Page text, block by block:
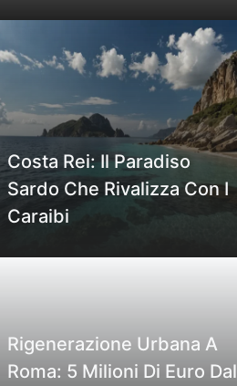
Costa Rei: Il Paradiso
Sardo Che Rivalizza Con I
Caraibi
Rigenerazione Urbana A
Roma: 5 Milioni Di Euro Dal